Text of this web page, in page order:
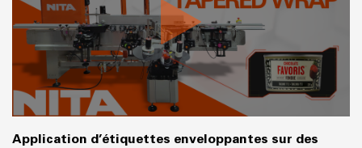
Application d’étiquettes enveloppantes sur des